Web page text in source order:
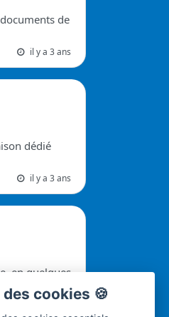
de
il y a 3 ans
dédié
il y a 3 ans
en quelques
cookies 🍪